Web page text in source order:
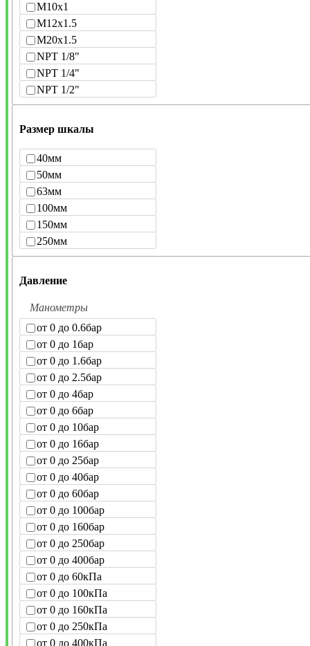
M10x1
M12x1.5
M20x1.5
NPT 1/8"
NPT 1/4"
NPT 1/2"
Размер шкалы
40мм
50мм
63мм
100мм
150мм
250мм
Давление
Манометры
от 0 до 0.6бар
от 0 до 1бар
от 0 до 1.6бар
от 0 до 2.5бар
от 0 до 4бар
от 0 до 6бар
от 0 до 10бар
от 0 до 16бар
от 0 до 25бар
от 0 до 40бар
от 0 до 60бар
от 0 до 100бар
от 0 до 160бар
от 0 до 250бар
от 0 до 400бар
от 0 до 60кПа
от 0 до 100кПа
от 0 до 160кПа
от 0 до 250кПа
от 0 до 400кПа